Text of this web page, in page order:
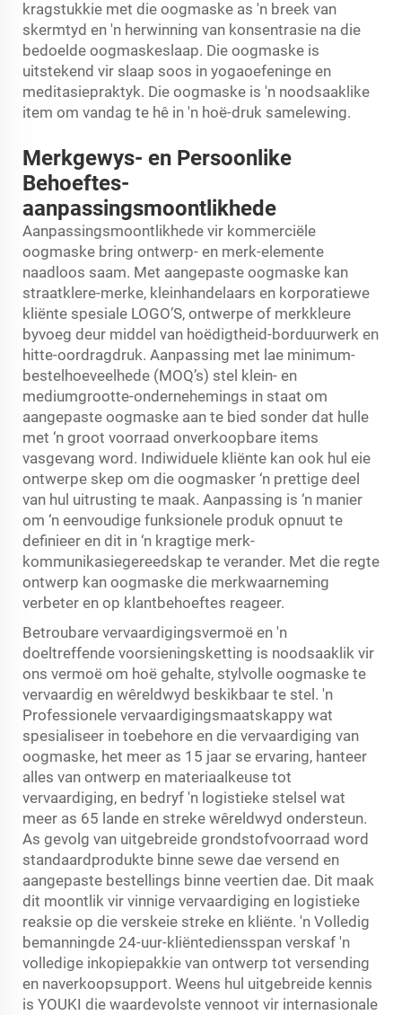
kragstukkie met die oogmaske as 'n breek van
skermtyd en 'n herwinning van konsentrasie na die
bedoelde oogmaskeslaap. Die oogmaske is
uitstekend vir slaap soos in yogaoefeninge en
meditasiepraktyk. Die oogmaske is 'n noodsaaklike
item om vandag te hê in 'n hoë-druk samelewing.
Merkgewys- en Persoonlike
Behoeftes-
aanpassingsmoontlikhede
Aanpassingsmoontlikhede vir kommerciële
oogmaske bring ontwerp- en merk-elemente
naadloos saam. Met aangepaste oogmaske kan
straatklere-merke, kleinhandelaars en korporatiewe
kliënte spesiale LOGO’S, ontwerpe of merkkleure
byvoeg deur middel van hoëdigtheid-borduurwerk en
hitte-oordragdruk. Aanpassing met lae minimum-
bestelhoeveelhede (MOQ’s) stel klein- en
mediumgrootte-ondernehemings in staat om
aangepaste oogmaske aan te bied sonder dat hulle
met ‘n groot voorraad onverkoopbare items
vasgevang word. Indiwiduele kliënte kan ook hul eie
ontwerpe skep om die oogmasker ‘n prettige deel
van hul uitrusting te maak. Aanpassing is ‘n manier
om ‘n eenvoudige funksionele produk opnuut te
definieer en dit in ‘n kragtige merk-
kommunikasiegereedskap te verander. Met die regte
ontwerp kan oogmaske die merkwaarneming
verbeter en op klantbehoeftes reageer.
Betroubare vervaardigingsvermoë en 'n
doeltreffende voorsieningsketting is noodsaaklik vir
ons vermoë om hoë gehalte, stylvolle oogmaske te
vervaardig en wêreldwyd beskikbaar te stel. 'n
Professionele vervaardigingsmaatskappy wat
spesialiseer in toebehore en die vervaardiging van
oogmaske, het meer as 15 jaar se ervaring, hanteer
alles van ontwerp en materiaalkeuse tot
vervaardiging, en bedryf 'n logistieke stelsel wat
meer as 65 lande en streke wêreldwyd ondersteun.
As gevolg van uitgebreide grondstofvoorraad word
standaardprodukte binne sewe dae versend en
aangepaste bestellings binne veertien dae. Dit maak
dit moontlik vir vinnige vervaardiging en logistieke
reaksie op die verskeie streke en kliënte. 'n Volledig
bemanningde 24-uur-kliëntediensspan verskaf 'n
volledige inkopiepakkie van ontwerp tot versending
en naverkoopsupport. Weens hul uitgebreide kennis
is YOUKI die waardevolste vennoot vir internasionale